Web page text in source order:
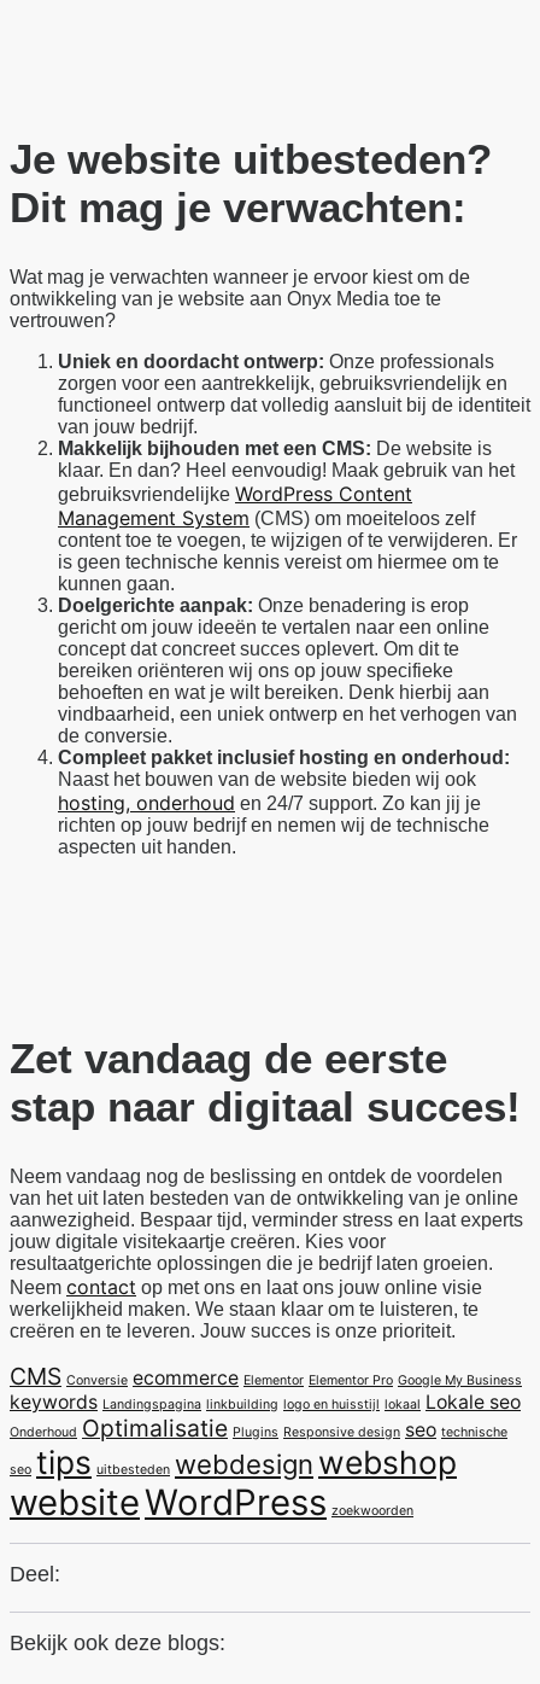
Je website uitbesteden?
Dit mag je verwachten:
Wat mag je verwachten wanneer je ervoor kiest om de
ontwikkeling van je website aan Onyx Media toe te
vertrouwen?
Uniek en doordacht ontwerp: Onze professionals
zorgen voor een aantrekkelijk, gebruiksvriendelijk en
functioneel ontwerp dat volledig aansluit bij de identiteit
van jouw bedrijf.
Makkelijk bijhouden met een CMS: De website is
klaar. En dan? Heel eenvoudig! Maak gebruik van het
gebruiksvriendelijke WordPress Content
Management System (CMS) om moeiteloos zelf
content toe te voegen, te wijzigen of te verwijderen. Er
is geen technische kennis vereist om hiermee om te
kunnen gaan.
Doelgerichte aanpak: Onze benadering is erop
gericht om jouw ideeën te vertalen naar een online
concept dat concreet succes oplevert. Om dit te
bereiken oriënteren wij ons op jouw specifieke
behoeften en wat je wilt bereiken. Denk hierbij aan
vindbaarheid, een uniek ontwerp en het verhogen van
de conversie.
Compleet pakket inclusief hosting en onderhoud:
Naast het bouwen van de website bieden wij ook
hosting, onderhoud en 24/7 support. Zo kan jij je
richten op jouw bedrijf en nemen wij de technische
aspecten uit handen.
Zet vandaag de eerste
stap naar digitaal succes!
Neem vandaag nog de beslissing en ontdek de voordelen
van het uit laten besteden van de ontwikkeling van je online
aanwezigheid. Bespaar tijd, verminder stress en laat experts
jouw digitale visitekaartje creëren. Kies voor
resultaatgerichte oplossingen die je bedrijf laten groeien.
Neem contact op met ons en laat ons jouw online visie
werkelijkheid maken. We staan klaar om te luisteren, te
creëren en te leveren. Jouw succes is onze prioriteit.
CMS Conversie ecommerce Elementor Elementor Pro Google My Business
keywords Landingspagina linkbuilding logo en huisstijl lokaal Lokale seo
Onderhoud Optimalisatie Plugins Responsive design seo technische
seo tips uitbesteden webdesign webshop
websiteWordPress zoekwoorden
Deel:
Bekijk ook deze blogs: